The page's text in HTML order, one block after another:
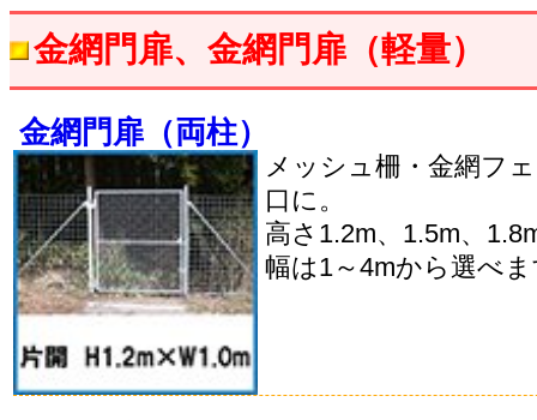
金網門扉、金網門扉（軽量）
金網門扉（両柱）
メッシュ柵・金網フ
口に。
高さ1.2m、1.5m、
幅は1～4mから選べ